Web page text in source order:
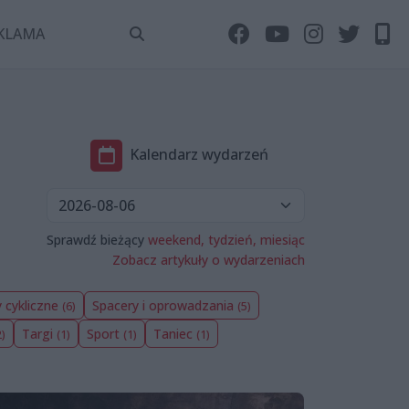
Kalendarz wydarzeń
Sprawdź bieżący weekend, tydzień, miesiąc
Zobacz artykuły o wydarzeniach
cykliczne (6) Spacery i oprowadzania (5)
Targi (1) Sport (1) Taniec (1)